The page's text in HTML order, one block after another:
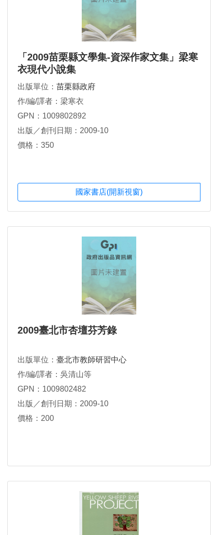
「2009苗栗縣文學集-資深作家文集」梁寒
衣現代小說集
出版單位： 苗栗縣政府
作/編/譯者：梁寒衣
GPN：1009802892
出版／創刊日期：2009-10
價格：350
國家書店(開新視窗)
2009臺北市杏壇芬芳錄
出版單位： 臺北市教師研習中心
作/編/譯者：吳清山等
GPN：1009802482
出版／創刊日期：2009-10
價格：200